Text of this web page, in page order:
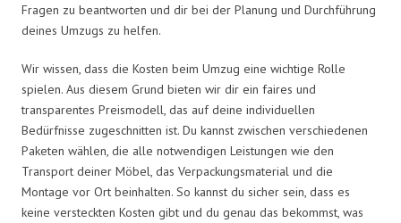
Fragen zu beantworten und dir bei der Planung und Durchführung
deines Umzugs zu helfen.
Wir wissen, dass die Kosten beim Umzug eine wichtige Rolle
spielen. Aus diesem Grund bieten wir dir ein faires und
transparentes Preismodell, das auf deine individuellen
Bedürfnisse zugeschnitten ist. Du kannst zwischen verschiedenen
Paketen wählen, die alle notwendigen Leistungen wie den
Transport deiner Möbel, das Verpackungsmaterial und die
Montage vor Ort beinhalten. So kannst du sicher sein, dass es
keine versteckten Kosten gibt und du genau das bekommst, was